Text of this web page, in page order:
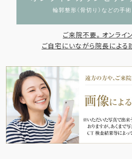
輪郭整形（骨切り）などの手術
ご来院不要。オンライ
ご自宅にいながら院長による